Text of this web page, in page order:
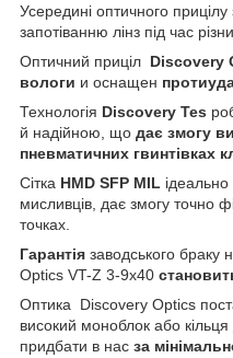
Усередині оптичного прицілу
запотіванню лінз під час
Оптичний приціл Discovery
вологи и оснащен
Технологія Discovery Tes
й надійною, що дає змогу
пневматичних гвинтівках
Сітка HMD SFP MIL ідеально
мисливців, дає змогу точно
точках.
Гарантія заводського браку
Optics VT-Z 3-9x40
Оптика Discovery Optics
високий моноблок або
придбати в нас за